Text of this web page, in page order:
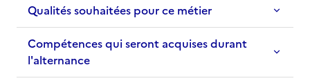
Qualités souhaitées pour ce métier
Compétences qui seront acquises durant
l'alternance